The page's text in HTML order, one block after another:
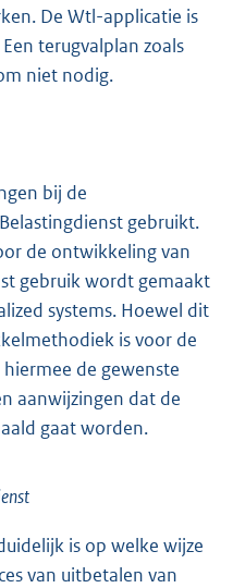
De Wtl-applicatie is
terugvalplan zoals
niet nodig.
bij de
gebruikt.
de ontwikkeling van
gebruik wordt gemaakt
systems. Hoewel dit
is voor de
de gewenste
aanwijzingen dat de
gaat worden.
is op welke wijze
van uitbetalen van